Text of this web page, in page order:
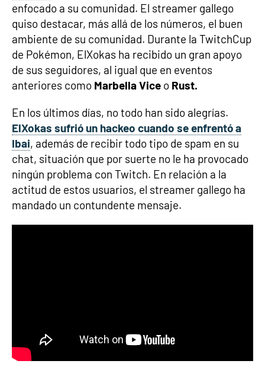
enfocado a su comunidad. El streamer gallego
quiso destacar, más allá de los números, el buen
ambiente de su comunidad. Durante la TwitchCup
de Pokémon, ElXokas ha recibido un gran apoyo
de sus seguidores, al igual que en eventos
anteriores como Marbella Vice o Rust.
En los últimos días, no todo han sido alegrías.
ElXokas sufrió un hackeo cuando se enfrentó a
Ibai, además de recibir todo tipo de spam en su
chat, situación que por suerte no le ha provocado
ningún problema con Twitch. En relación a la
actitud de estos usuarios, el streamer gallego ha
mandado un contundente mensaje.